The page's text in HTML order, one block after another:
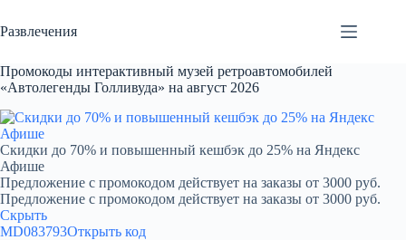
к
сути
Развлечения
Промокоды интерактивный музей ретроавтомобилей
«Автолегенды Голливуда» на август 2026
Скидки до 70% и повышенный кешбэк до 25% на Яндекс
Афише
Предложение с промокодом действует на заказы от 3000 руб.
Предложение с промокодом действует на заказы от 3000 руб.
Скрыть
MD083793Открыть код